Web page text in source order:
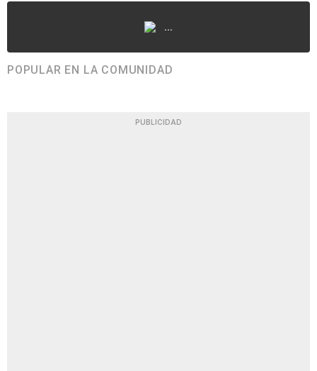
...
POPULAR EN LA COMUNIDAD
PUBLICIDAD